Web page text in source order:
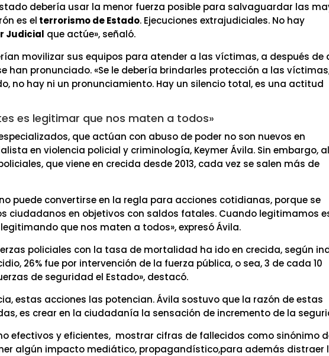
debería usar la menor fuerza posible para salvaguardar las
es el terrorismo de Estado. Ejecuciones extrajudiciales. No hay
Judicial que actúe», señaló.
movilizar sus equipos para atender a las víctimas, a después de
han pronunciado. «Se le debería brindarles protección a las
no hay ni un pronunciamiento. Hay un silencio total, es una actitud
es legitimar que nos maten a todos»
que actúan con abuso de poder no son nuevos en
en violencia policial y criminología, Keymer Ávila. Sin embargo,
que viene en crecida desde 2013, cada vez se salen más de
puede convertirse en la regla para acciones cotidianas, porque se
ciudadanos en objetivos con saldos fatales. Cuando legitimamos
que nos maten a todos», expresó Ávila.
policiales con la tasa de mortalidad ha ido en crecida, según
26% fue por intervención de la fuerza pública, o sea, 3 de cada 10
de seguridad el Estado», destacó.
estas acciones las potencian. Ávila sostuvo que la razón de estas
es crear en la ciudadanía la sensación de incremento de la
efectivos y eficientes, mostrar cifras de fallecidos como sinónimo
algún impacto mediático, propagandístico,para además distraer